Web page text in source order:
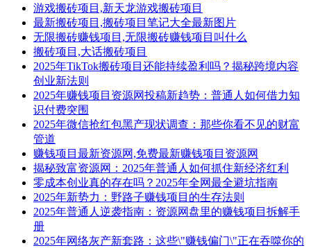
游戏搬砖项目,新天龙游戏搬砖项目
最新搬砖项目,搬砖项目笔记大全最新图片
无限搬砖赚钱项目,无限搬砖赚钱项目叫什么
搬砖项目,大话搬砖项目
2025年TikTok搬砖项目还能持续盈利吗？揭秘跨境内容
创业新法则
2025年赚钱项目资源网投稿新趋势：普通人如何借力知
识付费突围
2025年微信抢红包黑产现状调查：那些你看不见的财富
管道
赚钱项目最新资源网,免费最新赚钱项目资源网
揭秘致富资源网：2025年普通人如何抓住新经济红利
零成本创业真的存在吗？2025年全网最全避坑指南
2025年新势力：野路子赚钱项目的生存法则
2025年普通人逆袭指南：资源网盘里的赚钱项目拆解手
册
2025年网络灰产新套路：这些\"赚钱偏门\"正在吞噬你的